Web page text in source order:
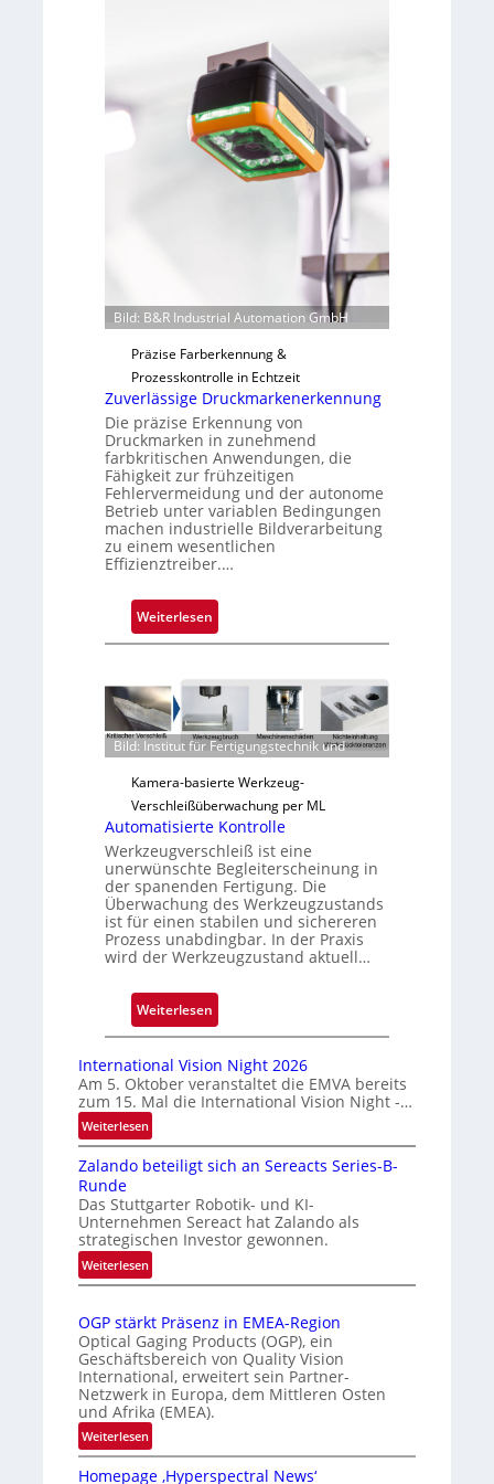
o
H
a
i
b
u
t
F
n
u
Bild: B&R Industrial Automation GmbH
Präzise Farberkennung &
Prozesskontrolle in Echtzeit
Zuverlässige Druckmarkenerkennung
Die präzise Erkennung von
Druckmarken in zunehmend
farbkritischen Anwendungen, die
Fähigkeit zur frühzeitigen
Fehlervermeidung und der autonome
Betrieb unter variablen Bedingungen
machen industrielle Bildverarbeitung
zu einem wesentlichen
Effizienztreiber.…
Weiterlesen:
Z
v
r
l
ä
s
s
i
g
e
D
r
u
k
m
r
k
n
e
r
k
e
n
n
g
Bild: Institut für Fertigungstechnik und
Kamera-basierte Werkzeug-
Verschleißüberwachung per ML
Automatisierte Kontrolle
Werkzeugverschleiß ist eine
unerwünschte Begleiterscheinung in
der spanenden Fertigung. Die
Überwachung des Werkzeugzustands
ist für einen stabilen und sichereren
Prozess unabdingbar. In der Praxis
wird der Werkzeugzustand aktuell…
Weiterlesen:
A
t
o
a
t
s
i
r
e
K
o
n
o
International Vision Night 2026
Am 5. Oktober veranstaltet die EMVA bereits
zum 15. Mal die International Vision Night -…
Weiterlesen:
I
n
e
r
n
a
o
n
a
l
V
i
s
Zalando beteiligt sich an Sereacts Series-B-
Runde
Das Stuttgarter Robotik- und KI-
Unternehmen Sereact hat Zalando als
strategischen Investor gewonnen.
Weiterlesen:
Z
l
a
n
d
o
b
e
t
OGP stärkt Präsenz in EMEA-Region
Optical Gaging Products (OGP), ein
Geschäftsbereich von Quality Vision
International, erweitert sein Partner-
Netzwerk in Europa, dem Mittleren Osten
und Afrika (EMEA).
Weiterlesen:
O
G
Homepage ‚Hyperspectral News‘